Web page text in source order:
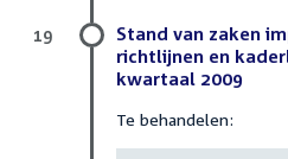
Stand van zaken
richtlijnen en
kwartaal 2009
Te behandelen:
19